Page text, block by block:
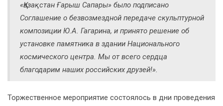
«Қазақстан Ғарыш Сапары» было подписано
Соглашение о безвозмездной передаче скульптурной
композиции Ю.А. Гагарина, и принято решение об
установке памятника в здании Национального
космического центра. Мы от всего сердца
благодарим наших российских друзей!».
Торжественное мероприятие состоялось в дни проведения